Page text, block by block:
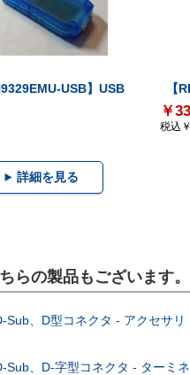
USB】USB
詳細を見る
【
￥
税込
らの製品もございます。
Sub、D型コネクタ - アクセサリ
Sub、D-字型コネクタ - ターミ